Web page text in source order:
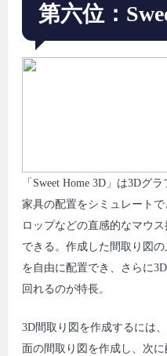
第六位：
「Sweet Home 3D」は3Dグ
家具の配置をシミュレート
ロップなどの直感的なマウ
できる。作成した間取り図
を自由に配置でき、さらに
回れるのが特長。
3D間取り図を作成するには
面の間取り図を作成し、次